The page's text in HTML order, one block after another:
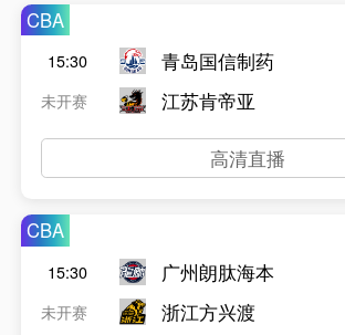
CBA
15:30
未开赛
青岛国信制药
江苏肯帝亚
高清直播
CBA
15:30
未开赛
广州朗肽海本
浙江方兴渡